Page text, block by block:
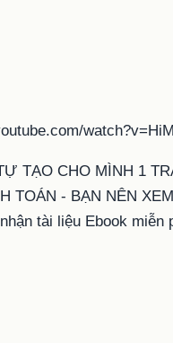
TẠO CHO MÌNH 1
TOÁN - BẠN NÊN
tài liệu Ebook miễn